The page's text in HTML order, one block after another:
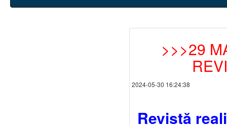
>>>29
2024-05-30 16:24:38
Revistă